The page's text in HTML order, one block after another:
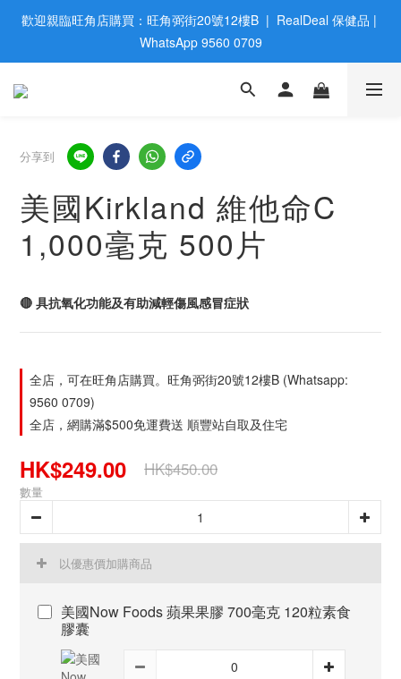
歡迎親臨旺角店購買：旺角弼街20號12樓B  |  RealDeal 保健品 |
WhatsApp 9560 0709
歡迎親臨旺角店購買：旺角弼街20號12樓B  |  RealDeal 保健品 |
WhatsApp 9560 0709
會員大升級 | 於12個月内消費滿$2200，即成爲黃金會員 | 消費滿
網站購買滿$500，免運費送貨 | Free Delivery on HK $500 Online
Order
歡迎親臨旺角店購買：旺角弼街20號12樓B  |  RealDeal 保健品 |
WhatsApp 9560 0709
分享到
美國Kirkland 維他命C
1,000毫克 500片
🔴 具抗氧化功能及有助減輕傷風感冒症狀
全店，可在旺角店購買。旺角弼街20號12樓B (Whatsapp:
9560 0709)
全店，網購滿$500免運費送 順豐站自取及住宅
HK$249.00 HK$450.00
數量
以優惠價加購商品
美國Now Foods 蘋果果膠 700毫克 120粒素食
膠囊